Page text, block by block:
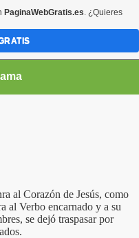
al Corazón de Jesús, como
al Verbo encarnado y a su
se dejó traspasar por
PaginaWebGratis.es. ¿Quieres